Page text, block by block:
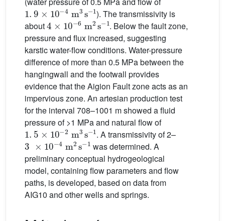
1.9×10-4m3s-1
). The transmissivity is
about
4×10 -6m2 s-1
. Below the fault zone,
pressure and flux increased, suggesting
karstic water-flow conditions. Water-pressure
difference of more than 0.5 MPa between the
hangingwall and the footwall provides
evidence that the Aigion Fault zone acts as an
impervious zone. An artesian production test
for the interval 708–1001 m showed a fluid
pressure of >1 MPa and natural flow of
1.5×10-2m 3 s-1
. A transmissivity of 2–
3×10 4m s-1
was determined. A
preliminary conceptual hydrogeological
model, containing flow parameters and flow
paths, is developed, based on data from
AIG10 and other wells and springs.